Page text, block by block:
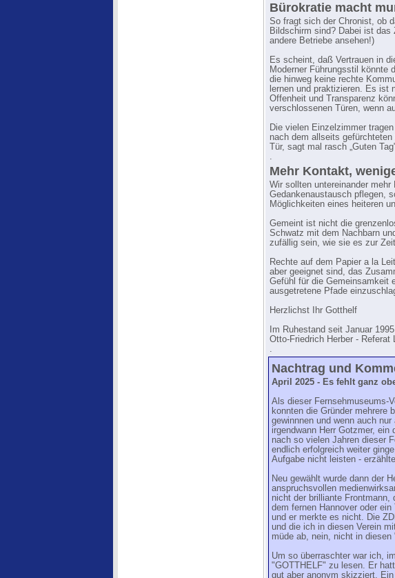
Bürokratie macht
So fragt sich der Chronist, ob
Bildschirm sind? Dabei ist das
andere Betriebe ansehen!)
Es scheint, daß Vertrauen in
Moderner Führungsstil könnte
die hinweg keine rechte
lernen und praktizieren. Es ist
Offenheit und Transparenz
verschlossenen Türen, wenn
Die vielen Einzelzimmer
nach dem allseits
Tür, sagt mal rasch „Guten
.
Mehr Kontakt,
Wir sollten untereinander
Gedankenaustausch pflegen,
Möglichkeiten eines heiteren
Gemeint ist nicht die
Schwatz mit dem Nachbarn
zufällig sein, wie sie es zur
Rechte auf dem Papier a la
aber geeignet sind, das
Gefühl für die Gemeinsamkeit
ausgetretene Pfade
Herzlichst Ihr Gotthelf
Im Ruhestand seit Januar 1995
Otto-Friedrich Herber - Referat
.
Nachtrag und
April 2025 - Es fehlt ganz
Als dieser Fernsehmuseums-
konnten die Gründer mehrere
gewinnnen und wenn auch
irgendwann Herr Gotzmer,
nach so vielen Jahren dieser
endlich erfolgreich weiter
Aufgabe nicht leisten -
Neu gewählt wurde dann der
anspruchsvollen
nicht der brilliante Frontmann,
dem fernen Hannover oder
und er merkte es nicht. Die
und die ich in diesen Verein
müde ab, nein, nicht in diesen
Um so überraschter war ich,
"GOTTHELF" zu lesen. Er
gut aber anonym skizziert.